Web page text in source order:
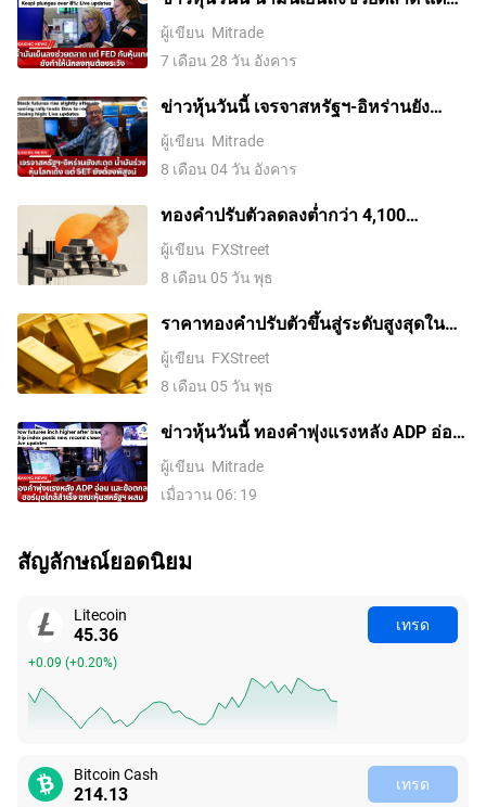
Fed กับหุ้นเทคยังทำให้นักลงทุนต้องระวัง
ผู้เขียน Mitrade
7 เดือน 28 วัน อังคาร
ข่าวหุ้นวันนี้ เจรจาสหรัฐฯ-อิหร่านยัง
สะดุด น้ำมันร่วง หุ้นโลกเด้ง แต่ SET ยัง
ต้องพิสูจน์
ผู้เขียน Mitrade
8 เดือน 04 วัน อังคาร
ทองคำปรับตัวลดลงต่ำกว่า 4,100
ดอลลาร์ ขณะที่ตลาดจับตาการเจรจา
ระหว่างสหรัฐฯ กับอิหร่าน
ผู้เขียน FXStreet
8 เดือน 05 วัน พุธ
ราคาทองคําปรับตัวขึ้นสู่ระดับสูงสุดใน
รอบสองสัปดาห์ ขณะที่ค่าเงินดอลลาร์
สหรัฐอ่อนค่าลงจากความหวังในข้อตกลง
อิหร่านและการเก็งการขึ้นดอกเบี้ยของ
เฟดที่ลดลง
ผู้เขียน FXStreet
8 เดือน 05 วัน พุธ
ข่าวหุ้นวันนี้ ทองคำพุ่งแรงหลัง ADP อ่อน
และข้อตกลงฮอร์มุซใกล้สำเร็จ ขณะหุ้น
สหรัฐฯ ผสม
ผู้เขียน Mitrade
เมื่อวาน 06: 19
สัญลักษณ์ยอดนิยม
Litecoin
45.35
+0.08 (+0.18%)
เทรด
Bitcoin Cash
214.13 เทรด